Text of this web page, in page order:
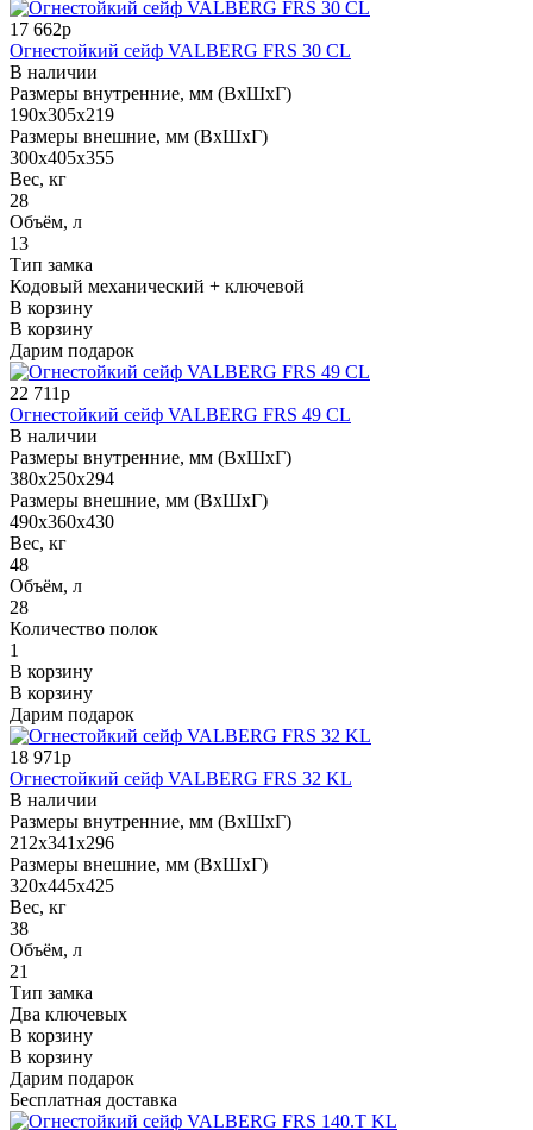
17 662р
Огнестойкий сейф VALBERG FRS 30 CL
В наличии
Размеры внутренние, мм (ВхШхГ)
190x305x219
Размеры внешние, мм (ВхШхГ)
300x405x355
Вес, кг
28
Объём, л
13
Тип замка
Кодовый механический + ключевой
В корзину
В корзину
Дарим подарок
22 711р
Огнестойкий сейф VALBERG FRS 49 CL
В наличии
Размеры внутренние, мм (ВхШхГ)
380x250x294
Размеры внешние, мм (ВхШхГ)
490x360x430
Вес, кг
48
Объём, л
28
Количество полок
1
В корзину
В корзину
Дарим подарок
18 971р
Огнестойкий сейф VALBERG FRS 32 KL
В наличии
Размеры внутренние, мм (ВхШхГ)
212x341x296
Размеры внешние, мм (ВхШхГ)
320x445x425
Вес, кг
38
Объём, л
21
Тип замка
Два ключевых
В корзину
В корзину
Дарим подарок
Бесплатная доставка